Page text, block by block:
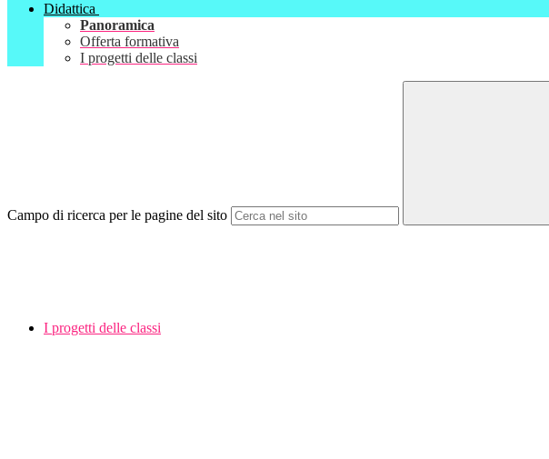
Didattica
Panoramica
Offerta formativa
I progetti delle classi
Campo di ricerca per le pagine del sito
I progetti delle classi